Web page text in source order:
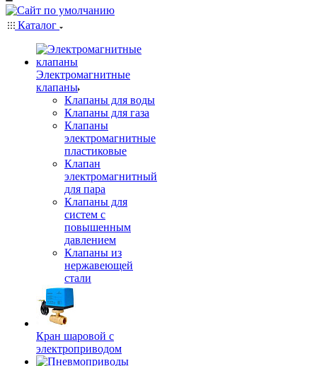
Каталог
Электромагнитные
клапаны
Клапаны для воды
Клапаны для газа
Клапаны
электромагнитные
пластиковые
Клапан
электромагнитный
для пара
Клапаны для
систем с
повышенным
давлением
Клапаны из
нержавеющей
стали
Кран шаровой с
электроприводом